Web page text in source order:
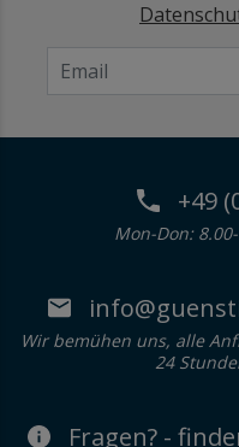
+49
Mon-Don:
Wir bemühen uns, alle
24
Fragen? -